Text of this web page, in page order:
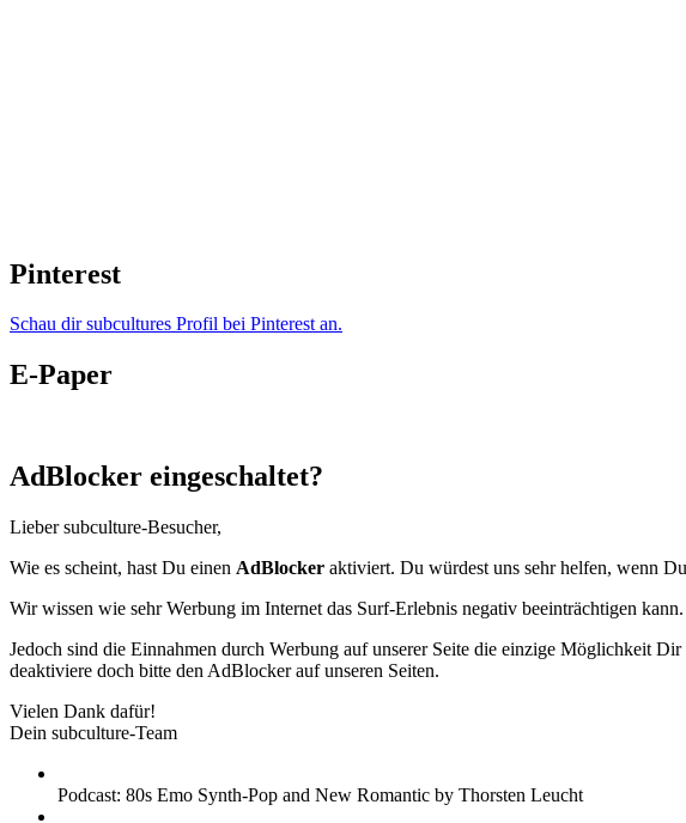
Pinterest
Schau dir subcultures Profil bei Pinterest an.
E-Paper
AdBlocker eingeschaltet?
Lieber subculture-Besucher,
Wie es scheint, hast Du einen AdBlocker aktiviert. Du würdest uns sehr helfen, wenn
Wir wissen wie sehr Werbung im Internet das Surf-Erlebnis negativ beeinträchtigen
Jedoch sind die Einnahmen durch Werbung auf unserer Seite die einzige Möglichkeit
deaktiviere doch bitte den AdBlocker auf unseren Seiten.
Vielen Dank dafür!
Dein subculture-Team
Podcast: 80s Emo Synth-Pop and New Romantic by Thorsten Leucht